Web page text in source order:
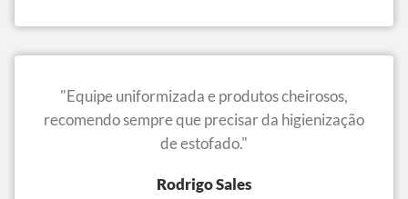
"Equipe uniformizada e produtos cheirosos,
recomendo sempre que precisar da higienização
de estofado."
Rodrigo Sales